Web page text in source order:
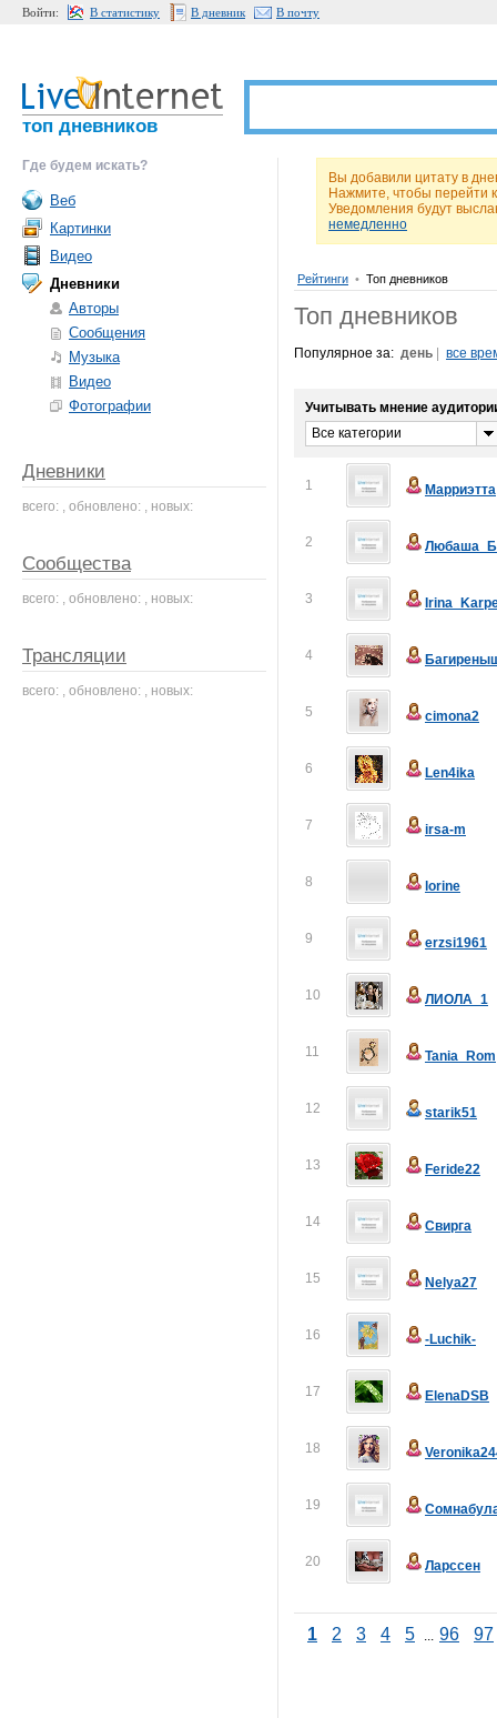
Войти: В статистику В дневник В почту
топ дневников
Вы добавили цитату в
Нажмите, чтобы перейти
Уведомления будут
немедленно
Рейтинги • Топ дневников
Топ дневников
Популярное за: день все
Учитывать мнение
Все категории
1 Марриэтта
2
3
4
5 cimona2
6 Len4ika
7 irsa-m
8 lorine
9 erzsi1961
10 ЛИОЛА_1
11 Tania_Rom
12 starik51
13 Feride22
14 Свирга
15 Nelya27
16 -Luchik-
17 ElenaDSB
18
19
20 Ларссен
1 2 3 4 5 ... 96 97
Где будем искать?
Веб
Картинки
Видео
Дневники
Авторы
Сообщения
Музыка
Видео
Фотографии
Дневники
всего: , обновлено: , новых:
Сообщества
всего: , обновлено: , новых:
Трансляции
всего: , обновлено: , новых: